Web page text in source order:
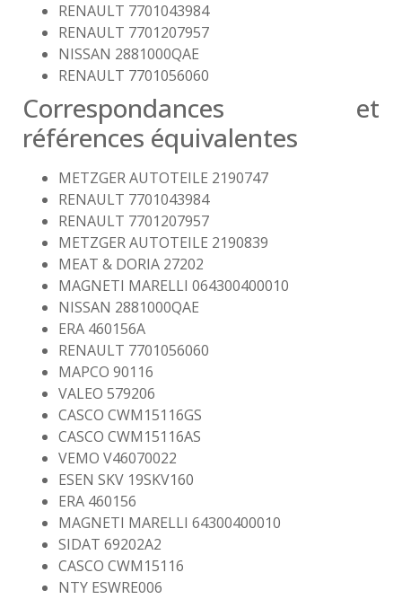
RENAULT 7701043984
RENAULT 7701207957
NISSAN 2881000QAE
RENAULT 7701056060
Correspondances et
références équivalentes
METZGER AUTOTEILE 2190747
RENAULT 7701043984
RENAULT 7701207957
METZGER AUTOTEILE 2190839
MEAT & DORIA 27202
MAGNETI MARELLI 064300400010
NISSAN 2881000QAE
ERA 460156A
RENAULT 7701056060
MAPCO 90116
VALEO 579206
CASCO CWM15116GS
CASCO CWM15116AS
VEMO V46070022
ESEN SKV 19SKV160
ERA 460156
MAGNETI MARELLI 64300400010
SIDAT 69202A2
CASCO CWM15116
NTY ESWRE006